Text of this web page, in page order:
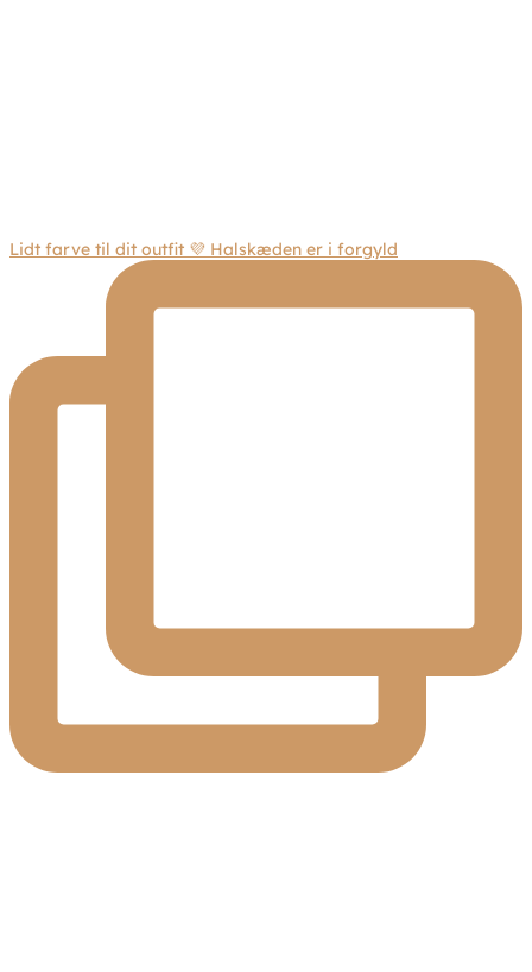
Lidt farve til dit outfit 💜 Halskæden er i forgyld